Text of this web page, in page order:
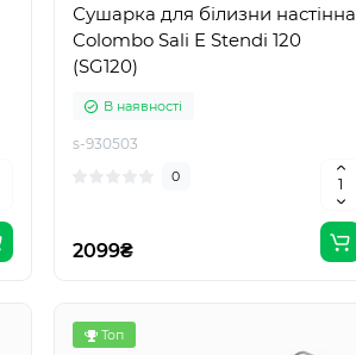
Сушарка для білизни настінна
Colombo Sali E Stendi 120
(SG120)
В наявності
s-930503
0
2099₴
Топ